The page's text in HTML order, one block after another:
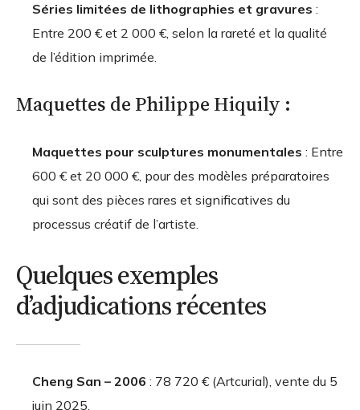
Séries limitées de lithographies et gravures :
Entre 200 € et 2 000 €, selon la rareté et la qualité
de l’édition imprimée.
Maquettes de Philippe Hiquily :
Maquettes pour sculptures monumentales : Entre
600 € et 20 000 €, pour des modèles préparatoires
qui sont des pièces rares et significatives du
processus créatif de l’artiste.
Quelques exemples
d’adjudications récentes
Cheng San – 2006 : 78 720 € (Artcurial), vente du 5
juin 2025.